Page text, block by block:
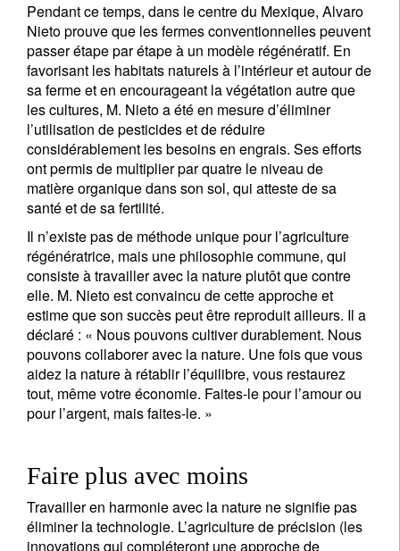
Pendant ce temps, dans le centre du Mexique, Alvaro
Nieto prouve que les fermes conventionnelles peuvent
passer étape par étape à un modèle régénératif. En
favorisant les habitats naturels à l’intérieur et autour de
sa ferme et en encourageant la végétation autre que
les cultures, M. Nieto a été en mesure d’éliminer
l’utilisation de pesticides et de réduire
considérablement les besoins en engrais. Ses efforts
ont permis de multiplier par quatre le niveau de
matière organique dans son sol, qui atteste de sa
santé et de sa fertilité.
Il n’existe pas de méthode unique pour l’agriculture
régénératrice, mais une philosophie commune, qui
consiste à travailler avec la nature plutôt que contre
elle. M. Nieto est convaincu de cette approche et
estime que son succès peut être reproduit ailleurs. Il a
déclaré : « Nous pouvons cultiver durablement. Nous
pouvons collaborer avec la nature. Une fois que vous
aidez la nature à rétablir l’équilibre, vous restaurez
tout, même votre économie. Faites-le pour l’amour ou
pour l’argent, mais faites-le. »
Faire plus avec moins
Travailler en harmonie avec la nature ne signifie pas
éliminer la technologie. L’agriculture de précision (les
innovations qui compléteront une approche de